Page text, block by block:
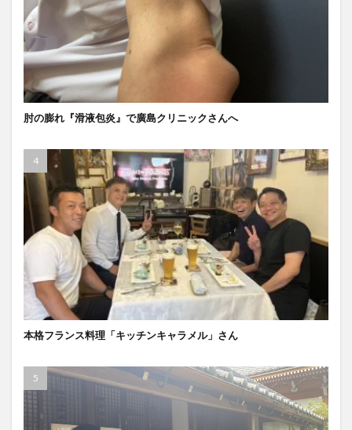
肘の膨れ『滑液包炎』で廣島クリニックさんへ
本格フランス料理「キッチンキャラメル」さん